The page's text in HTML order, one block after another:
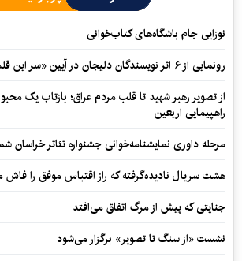
نوزایی جام باشگاه‌های کتاب‌خوانی
رونمایی از ۶ اثر نویسندگان دلیجان در آیین «سر این قلم سلامت»
از تصویر رهبر شهید تا قلب مردم عراق؛ بازتاب یک
راهپیمایی اربعین
مرحله داوری نمایشنامه‌خوانی جشنواره تئاتر خراسان
هشت سریال نادیده‌گرفته که راز اقتباس موفق را فاش
جنایتی که پیش از مرگ اتفاق می‌افتد
نشست «از سنگ تا تصویر» برگزار می‌شود